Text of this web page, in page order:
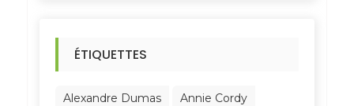
ÉTIQUETTES
Alexandre Dumas Annie Cordy